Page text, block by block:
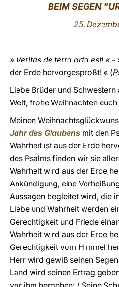
BEIM SEGEN
25.
» Veritas de terra orta est! « -
der Erde hervorgesproßt! « (
Liebe Brüder und Schwestern
Welt, frohe Weihnachten
Meinen
Jahr des Glaubens mit den
Wahrheit ist aus der Erde
des Psalms finden wir sie
Wahrheit wird aus der Erde
Ankündigung, eine
Aussagen begleitet wird, die
Liebe und Wahrheit werden
Gerechtigkeit und Friede
Wahrheit wird aus der Erde
Gerechtigkeit vom Himmel
Herr wird gewiß seinen
Land wird seinen Ertrag
vor ihm hergehen: / Seine